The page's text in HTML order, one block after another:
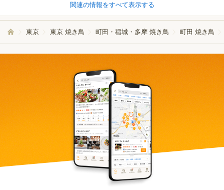
関連の情報をすべて表示する
東京 東京 焼き鳥 町田・稲城・多摩 焼き鳥 町田 焼き鳥